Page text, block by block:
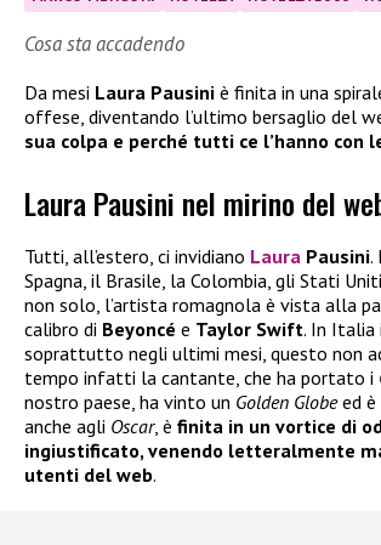
Cosa sta accadendo
Da mesi Laura Pausini è finita in una
offese, diventando l’ultimo bersaglio del
sua colpa e perché tutti ce l’hanno con
Laura Pausini nel mirino del
Tutti, all’estero, ci invidiano Laura Pausini.
Spagna, il Brasile, la Colombia, gli Stati
non solo, l’artista romagnola è vista alla
calibro di Beyoncé e Taylor Swift. In Italia
soprattutto negli ultimi mesi, questo non
tempo infatti la cantante, che ha portato i
nostro paese, ha vinto un Golden Globeed è
anche agli Oscar, è finita in un vortice di
ingiustificato, venendo letteralmente
utenti del web.